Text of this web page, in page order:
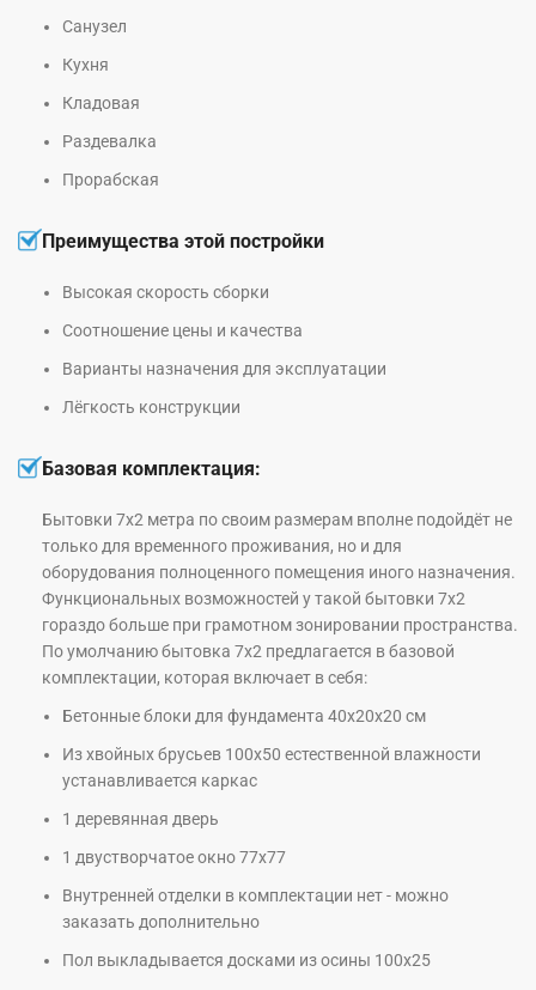
Санузел
Кухня
Кладовая
Раздевалка
Прорабская
Преимущества этой постройки
Высокая скорость сборки
Соотношение цены и качества
Варианты назначения для эксплуатации
Лёгкость конструкции
Базовая комплектация:
Бытовки 7х2 метра по своим размерам вполне подойдёт не
только для временного проживания, но и для
оборудования полноценного помещения иного назначения.
Функциональных возможностей у такой бытовки 7х2
гораздо больше при грамотном зонировании пространства.
По умолчанию бытовка 7х2 предлагается в базовой
комплектации, которая включает в себя:
Бетонные блоки для фундамента 40х20х20 см
Из хвойных брусьев 100х50 естественной влажности
устанавливается каркас
1 деревянная дверь
1 двустворчатое окно 77х77
Внутренней отделки в комплектации нет - можно
заказать дополнительно
Пол выкладывается досками из осины 100х25